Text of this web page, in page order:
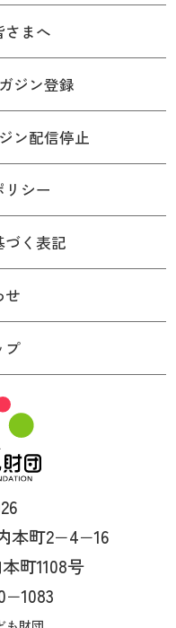
さまへ
ジン登録
ン配信停止
リシー
く表記
せ
プ
本町2−4−16
町1108号